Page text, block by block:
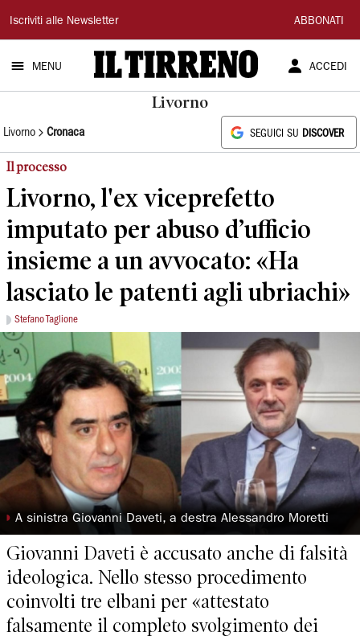
Il
Tirreno
Iscriviti alle Newsletter ABBONATI
MENU ACCEDI
Livorno
Livorno Cronaca SEGUICI SU DISCOVER
Il processo
Livorno, l'ex viceprefetto
imputato per abuso d’ufficio
insieme a un avvocato: «Ha
lasciato le patenti agli ubriachi»
Stefano Taglione
◗ A sinistra Giovanni Daveti, a destra Alessandro Moretti
Giovanni Daveti è accusato anche di falsità
ideologica. Nello stesso procedimento
coinvolti tre elbani per «attestato
falsamente il completo svolgimento dei